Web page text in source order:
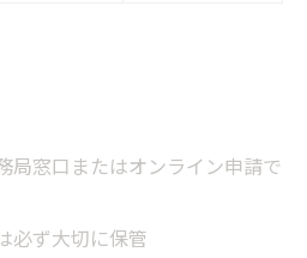
局窓口またはオンライン申請で
必ず大切に保管